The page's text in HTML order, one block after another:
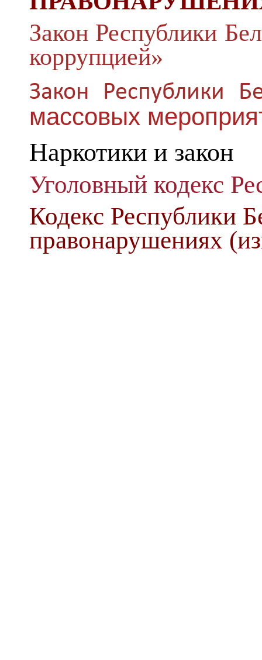
Закон Республики
коррупцией»
Закон Республики
массовых
Наркотики и закон
Уголовный кодекс
Кодекс Республики
правонарушениях